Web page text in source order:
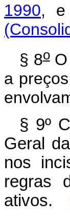
1990, e
§ 8oO
a
§ 9º
Geral
nos
regras
ativos.